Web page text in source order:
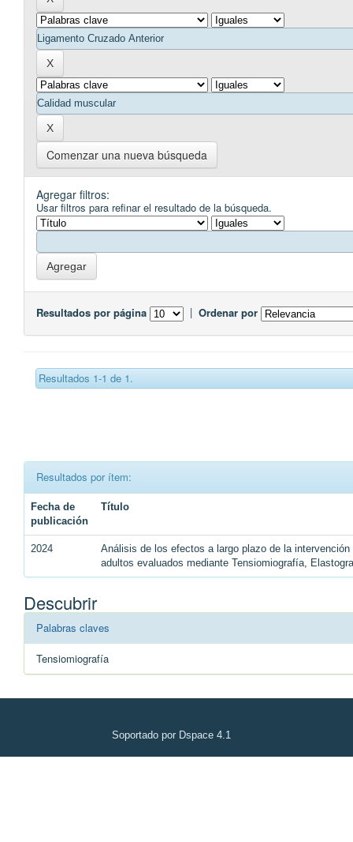
Comenzar una nueva búsqueda
Agregar filtros:
Usar filtros para refinar el resultado de la búsqueda.
Resultados por página | Ordenar por
Resultados 1-1 de 1.
Resultados por ítem:
Fecha de
publicación
Título
2024
Análisis de los efectos a largo plazo de la
adultos evaluados mediante Tensiomiografía,
Descubrir
Palabras claves
Tensiomiografía
Soportado por Dspace 4.1